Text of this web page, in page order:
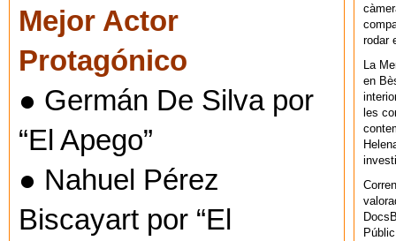
Mejor Actor
Protagónico
● Germán De Silva por
“El Apego”
● Nahuel Pérez
Biscayart por “El
rodar
La
en
les